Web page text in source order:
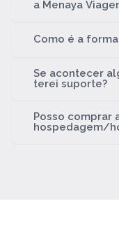
a Menaya
Como é a
Se acontecer
terei suporte?
Posso comprar
hospedagem/